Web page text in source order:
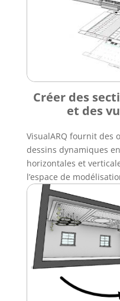
Créer des
et des
VisualARQ fournit des
dessins dynamiques
horizontales et
l’espace de